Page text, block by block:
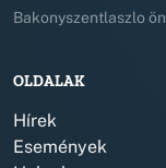
Bakonyszentlaszlo
OLDALAK
Hírek
Események